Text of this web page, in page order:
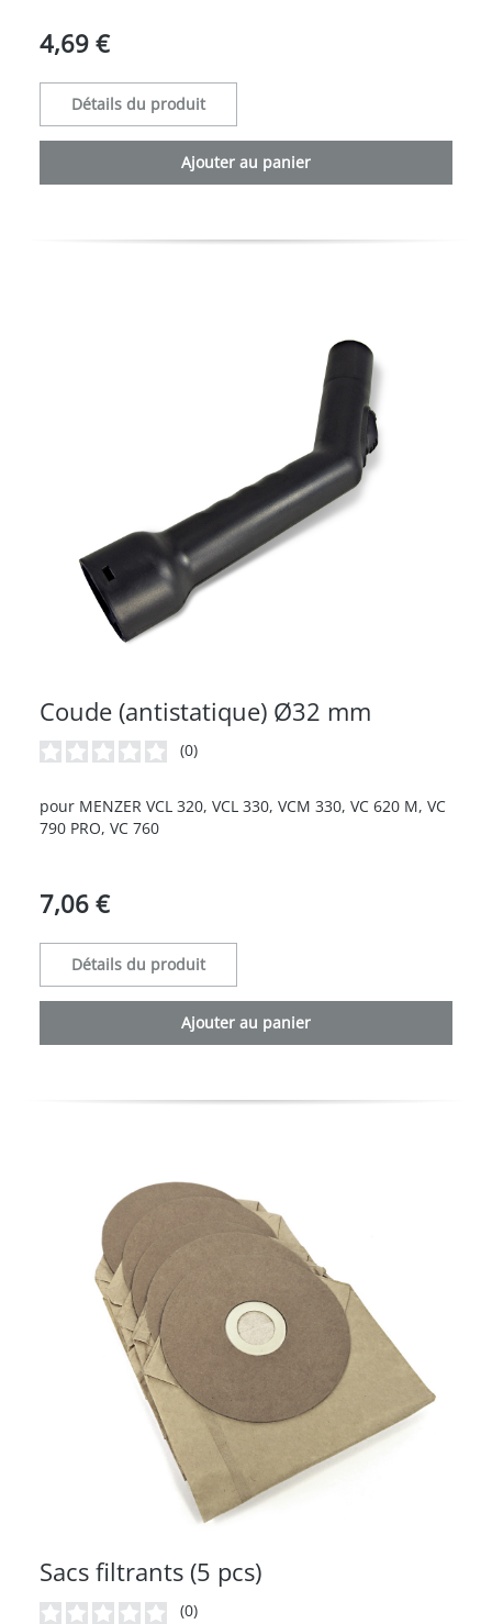
4,69 €
Détails du produit
Ajouter au panier
Coude (antistatique) Ø32 mm
(0)
pour MENZER VCL 320, VCL 330, VCM 330, VC 620 M, VC
790 PRO, VC 760
7,06 €
Détails du produit
Ajouter au panier
Sacs filtrants (5 pcs)
(0)